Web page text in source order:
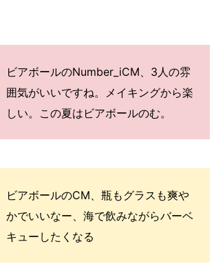
ビアボールのNumber_iCM、3人の雰
囲気がいいですね。メイキングから楽
しい。この夏はビアボールのむ。
ビアボールのCM、瓶もグラスも爽や
かでいいなー、海で飲みながらバーベ
キューしたくなる